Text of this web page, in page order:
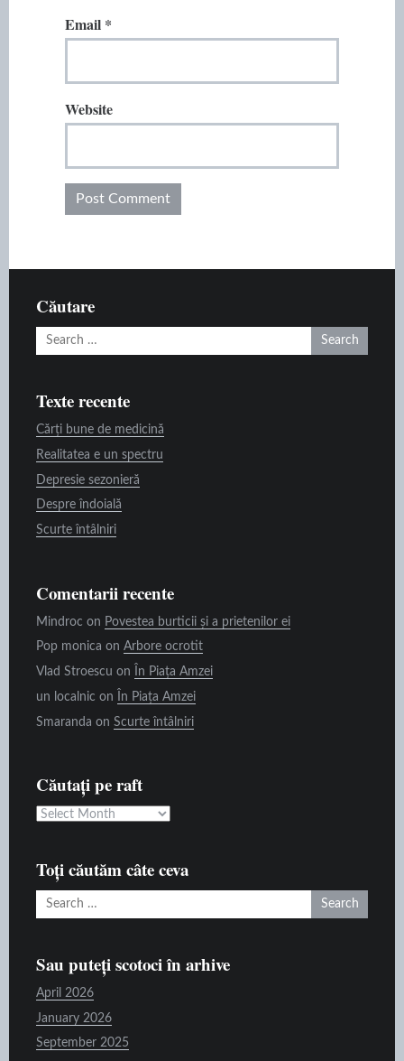
Email *
Website
Căutare
Search
Texte recente
Cărți bune de medicină
Realitatea e un spectru
Depresie sezonieră
Despre îndoială
Scurte întâlniri
Comentarii recente
Mindroc on Povestea burticii și a prietenilor ei
Pop monica on Arbore ocrotit
Vlad Stroescu on
În Piața Amzei
un localnic on
În Piața Amzei
Smaranda on Scurte întâlniri
Căutați pe raft
Căutați
Toți căutăm câte ceva
Search
Sau puteți scotoci în arhive
April 2026
January 2026
September 2025